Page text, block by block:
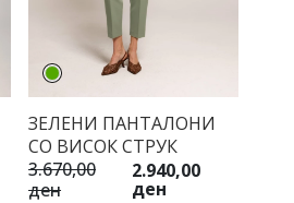
ЗЕЛЕНИ ПАНТАЛОНИ
СО ВИСОК СТРУК
3.670,00
ден
2.940,00
ден